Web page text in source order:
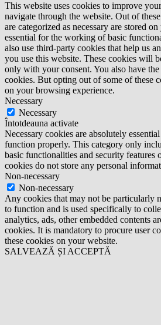
This website uses cookies to improve
navigate through the website. Out of
are categorized as necessary are stored
essential for the working of basic
also use third-party cookies that help us
you use this website. These cookies will
only with your consent. You also have
cookies. But opting out of some of these
on your browsing experience.
Necessary
Necessary
Întotdeauna activate
Necessary cookies are absolutely
function properly. This category only
basic functionalities and security features
cookies do not store any personal
Non-necessary
Non-necessary
Any cookies that may not be particularly
to function and is used specifically to
analytics, ads, other embedded contents
cookies. It is mandatory to procure user
these cookies on your website.
SALVEAZĂ ȘI ACCEPTĂ